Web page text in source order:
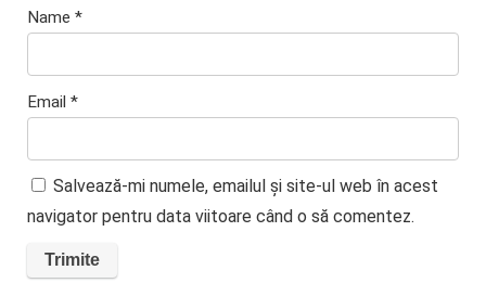
Name *
Email *
Salvează-mi numele, emailul și site-ul web în acest
navigator pentru data viitoare când o să comentez.